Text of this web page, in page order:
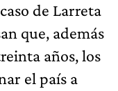
de Larreta
que, además
años, los
el país a